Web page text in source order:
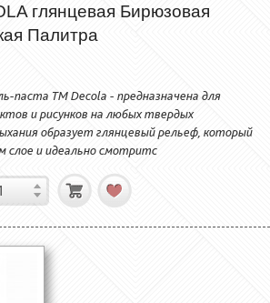
глянцевая Бирюзовая
Палитра
паста ТМ Decola - предназначена для
и рисунков на любых твердых
образует глянцевый рельеф, который
слое и идеально смотритс